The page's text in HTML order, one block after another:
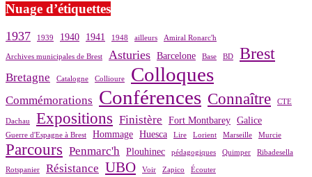
Nuage d’étiquettes
1937 1939 1940 1941 1948 ailleurs Amiral Ronarc'h
Archives municipales de Brest Asturies Barcelone Base BD Brest
Bretagne Catalogne Collioure Colloques
Commémorations Conférences Connaître CTE
Dachau Expositions Finistère Fort Montbarey Galice
Guerre d'Espagne à Brest Hommage Huesca Lire Lorient Marseille Murcie
Parcours Penmarc'h Plouhinec pédagogiques Quimper Ribadesella
Rotspanier Résistance UBO Voir Zapico Écouter